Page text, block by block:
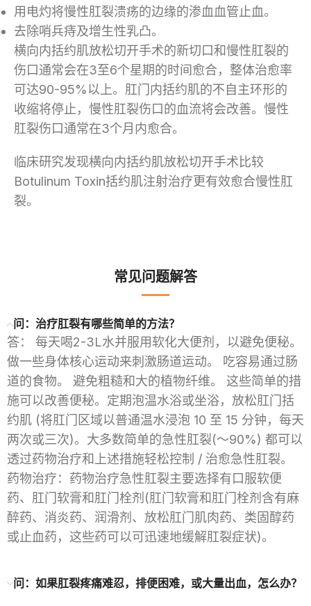
用电灼将慢性肛裂溃疡的边缘的渗血血管止血。
去除哨兵痔及增生性乳凸。
横向内括约肌放松切开手术的新切口和慢性肛裂的
伤口通常会在3至6个星期的时间愈合，整体治愈率
可达90-95%以上。肛门内括约肌的不自主环形的
收缩将停止，慢性肛裂伤口的血流将会改善。慢性
肛裂伤口通常在3个月内愈合。
临床研究发现横向内括约肌放松切开手术比较
Botulinum Toxin括约肌注射治疗更有效愈合慢性肛
裂。
常见问题解答
问：治疗肛裂有哪些简单的方法？
答： 每天喝2-3L水并服用软化大便剂，以避免便秘。
做一些身体核心运动来刺激肠道运动。 吃容易通过肠
道的食物。 避免粗糙和大的植物纤维。 这些简单的措
施可以改善便秘。定期泡温水浴或坐浴，放松肛门括
约肌 (将肛门区域以普通温水浸泡 10 至 15 分钟，每天
两次或三次)。大多数简单的急性肛裂(～90%) 都可以
透过药物治疗和上述措施轻松控制 / 治愈急性肛裂。
药物治疗：药物治疗急性肛裂主要选择有口服软便
药、肛门软膏和肛门栓剂(肛门软膏和肛门栓剂含有麻
醉药、消炎药、润滑剂、放松肛门肌肉药、类固醇药
或止血药，这些药可以可迅速地缓解肛裂症状)。
问：如果肛裂疼痛难忍，排便困难，或大量出血，怎么办？